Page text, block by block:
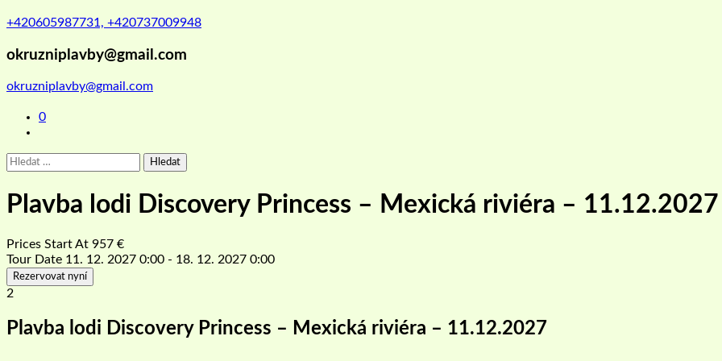
+420605987731, +420737009948
okruzniplavby@gmail.com
okruzniplavby@gmail.com
0
Vyhledávání
Plavba lodi Discovery Princess – Mexická riviéra – 11.12.2027
Prices Start At 957 €
Tour Date 11. 12. 2027 0:00 - 18. 12. 2027 0:00
Rezervovat nyní
2
Plavba lodi Discovery Princess – Mexická riviéra – 11.12.2027